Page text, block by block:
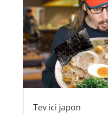
Tev ici japon